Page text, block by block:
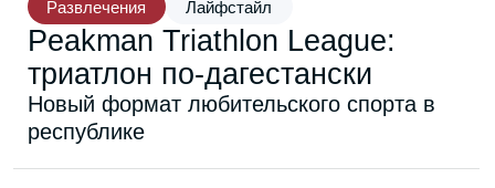
В последние годы Дагестан уверенно
расширяет свою спортивную идентичность.
Республика всё чаще ассоциируется не
только с борьбой, но и с бегом, спортивным
Местные всё больше уделяют времени